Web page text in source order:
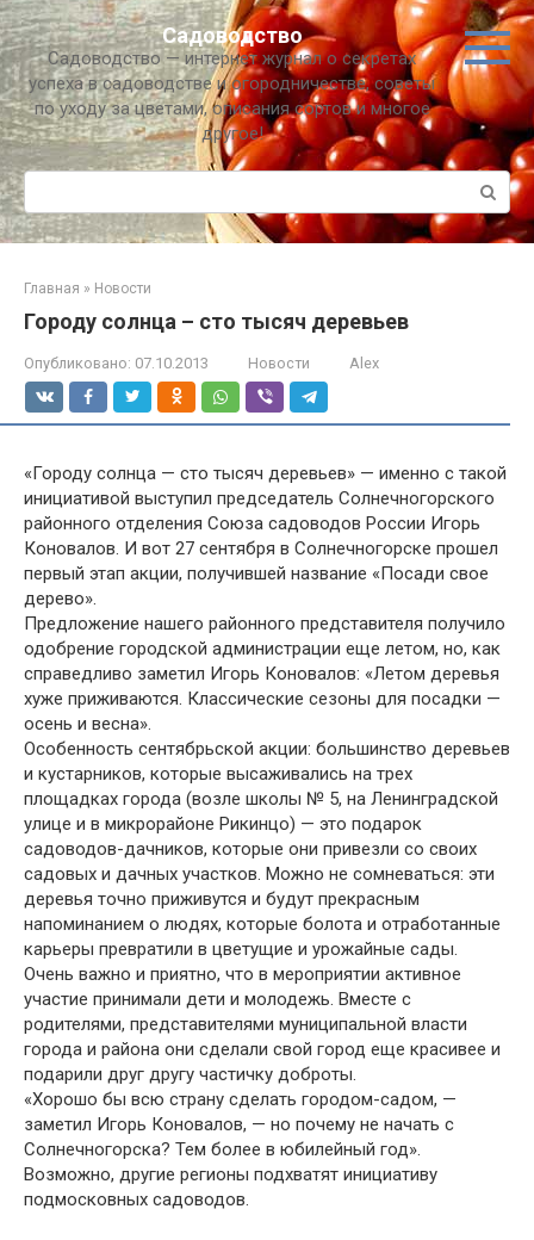
Перейти
к
контенту
Садоводство
Садоводство — интернет журнал о секретах
успеха в садоводстве и огородничестве, советы
по уходу за цветами, описания сортов и многое
другое!
Поиск:
Главная » Новости
Городу солнца – сто тысяч деревьев
Опубликовано: 07.10.2013 Новости Alex
«Городу солнца — сто тысяч деревьев» — именно с такой
инициативой выступил председатель Солнечногорского
районного отделения Союза садоводов России Игорь
Коновалов. И вот 27 сентября в Солнечногорске прошел
первый этап акции, получившей название «Посади свое
дерево».
Предложение нашего районного представителя получило
одобрение городской администрации еще летом, но, как
справедливо заметил Игорь Коновалов: «Летом деревья
хуже приживаются. Классические сезоны для посадки —
осень и весна».
Особенность сентябрьской акции: большинство деревьев
и кустарников, которые высаживались на трех
площадках города (возле школы № 5, на Ленинградской
улице и в микрорайоне Рикинцо) — это подарок
садоводов-дачников, которые они привезли со своих
садовых и дачных участков. Можно не сомневаться: эти
деревья точно приживутся и будут прекрасным
напоминанием о людях, которые болота и отработанные
карьеры превратили в цветущие и урожайные сады.
Очень важно и приятно, что в мероприятии активное
участие принимали дети и молодежь. Вместе с
родителями, представителями муниципальной власти
города и района они сделали свой город еще красивее и
подарили друг другу частичку доброты.
«Хорошо бы всю страну сделать городом-садом, —
заметил Игорь Коновалов, — но почему не начать с
Солнечногорска? Тем более в юбилейный год».
Возможно, другие регионы подхватят инициативу
подмосковных садоводов.